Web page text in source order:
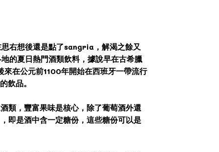
右想後還是點了sangria，解渴之餘又
的夏日熱門酒類飲料，據說早在古希臘
在公元前1100年開始在西班牙一帶流行
飲品。
類，豐富果味是核心，除了葡萄酒外還
即是酒中含一定糖份，這些糖份可以是